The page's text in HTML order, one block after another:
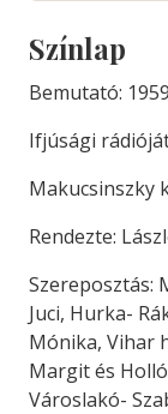
Színlap
Bemutató:
Ifjúsági
Makucsinszky
Rendezte:
Szereposztás:
Juci, Hurka-
Mónika, Vihar
Margit és
Városlakó-